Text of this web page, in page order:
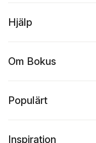
Hjälp
Om Bokus
Populärt
Inspiration